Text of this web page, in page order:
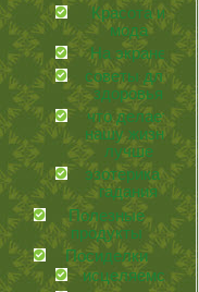
Красота и
мода
На экране
советы для
здоровья
что делает
нашу жизнь
лучше
эзотерика и
гадания
Полезные
продукты
Посиделки
иcцеляемся